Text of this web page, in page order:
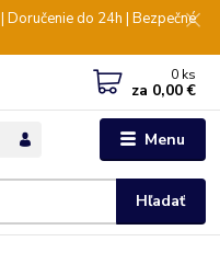
do 24h | Bezpečné
Menu
Hľadať
0 ks
za 0,00 €